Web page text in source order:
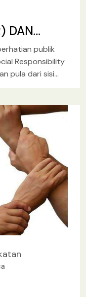
DAN
publik
Responsibility
pula dari sisi